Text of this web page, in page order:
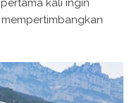
kali ingin